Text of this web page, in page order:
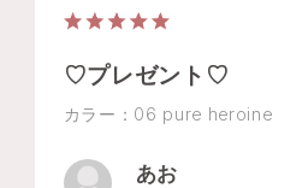
♡プレゼント♡
カラー：06 pure heroine
あお